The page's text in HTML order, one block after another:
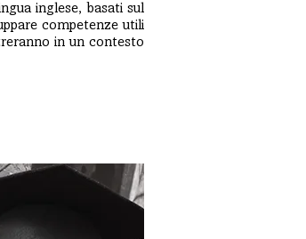
inglese, basati sul
competenze utili
in un contesto